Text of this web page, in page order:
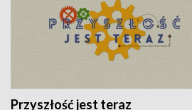
Przyszłość jest teraz